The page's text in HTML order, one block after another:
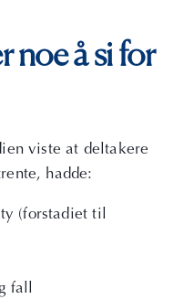
noe å si for
viste at deltakere
hadde:
(forstadiet til
fall